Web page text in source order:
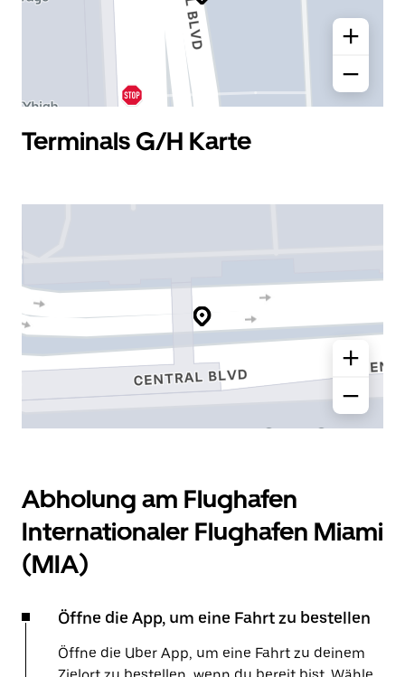
Terminals G/H Karte
Abholung am Flughafen
Internationaler Flughafen Miami
(MIA)
Öffne die App, um eine Fahrt zu bestellen
Öffne die Uber App, um eine Fahrt zu deinem